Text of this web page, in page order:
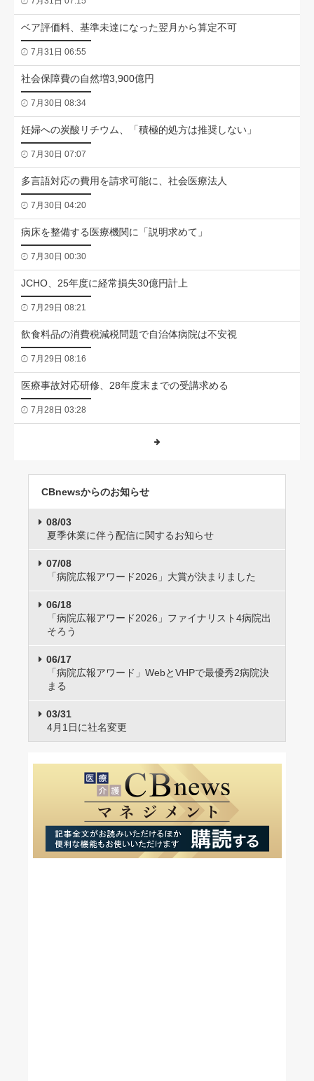
ベア評価料、基準未達になった翌月から算定不可
7月31日 06:55
社会保障費の自然増3,900億円
7月30日 08:34
妊婦への炭酸リチウム、「積極的処方は推奨しない」
7月30日 07:07
多言語対応の費用を請求可能に、社会医療法人
7月30日 04:20
病床を整備する医療機関に「説明求めて」
7月30日 00:30
JCHO、25年度に経常損失30億円計上
7月29日 08:21
飲食料品の消費税減税問題で自治体病院は不安視
7月29日 08:16
医療事故対応研修、28年度末までの受講求める
7月28日 03:28
CBnewsからのお知らせ
08/03
夏季休業に伴う配信に関するお知らせ
07/08
「病院広報アワード2026」大賞が決まりました
06/18
「病院広報アワード2026」ファイナリスト4病院出
そろう
06/17
「病院広報アワード」WebとVHPで最優秀2病院決
まる
03/31
4月1日に社名変更